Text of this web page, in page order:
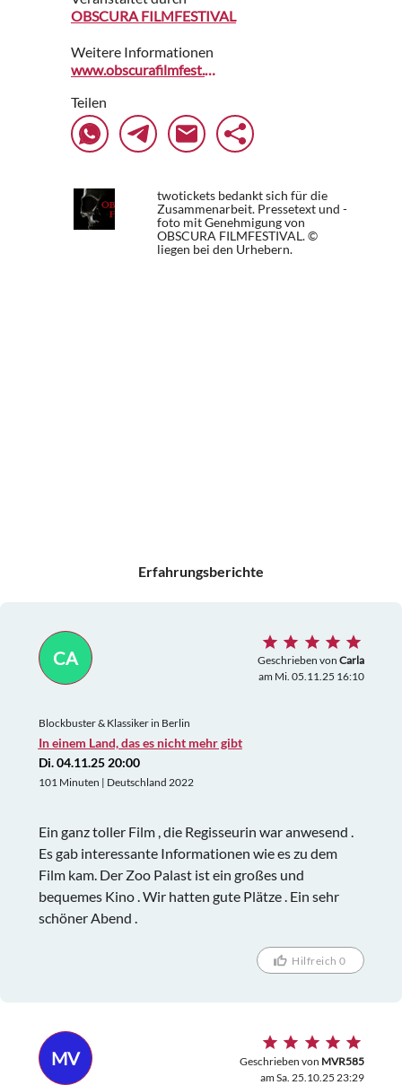
OBSCURA FILMFESTIVAL
Weitere Informationen
www.obscurafilmfest.com
Teilen
twotickets bedankt sich für die
Zusammenarbeit. Pressetext und -
foto mit Genehmigung von
OBSCURA FILMFESTIVAL. ©
liegen bei den Urhebern.
Erfahrungsberichte
CA Geschrieben von Carla
am Mi. 05.11.25 16:10
Blockbuster & Klassiker in Berlin
In einem Land, das es nicht mehr gibt
Di. 04.11.25 20:00
101 Minuten | Deutschland 2022
Ein ganz toller Film , die Regisseurin war anwesend .
Es gab interessante Informationen wie es zu dem
Film kam. Der Zoo Palast ist ein großes und
bequemes Kino . Wir hatten gute Plätze . Ein sehr
schöner Abend .
Hilfreich 0
MV Geschrieben von MVR585
am Sa. 25.10.25 23:29